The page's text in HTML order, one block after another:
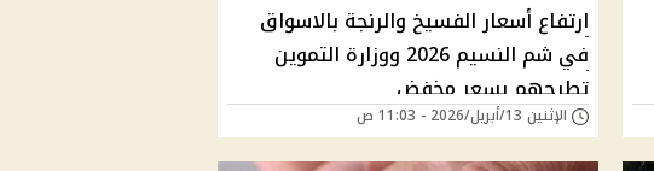
ارتفاع أسعار الفسيخ والرنجة بالاسواق
في شم النسيم 2026 ووزارة التموين
تطرحهم بسعر مخفض
الإثنين 13/أبريل/2026 - 11:03 ص